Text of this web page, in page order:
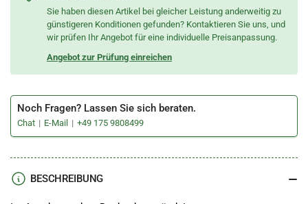
Sie haben diesen Artikel bei gleicher Leistung anderweitig zu
günstigeren Konditionen gefunden? Kontaktieren Sie uns, und
wir prüfen Ihr Angebot für eine individuelle Preisanpassung.
Angebot zur Prüfung einreichen
Noch Fragen? Lassen Sie sich beraten.
Chat E-Mail +49 175 9808499
BESCHREIBUNG